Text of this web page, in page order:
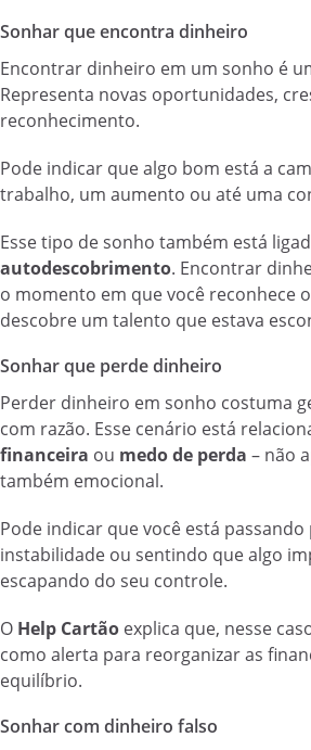
Sonhar que encontra dinheiro
Encontrar dinheiro em um sonho é
Representa novas oportunidades,
reconhecimento.
Pode indicar que algo bom está a
trabalho, um aumento ou até uma
Esse tipo de sonho também está
autodescobrimento. Encontrar
o momento em que você reconhece
descobre um talento que estava
Sonhar que perde dinheiro
Perder dinheiro em sonho costuma
com razão. Esse cenário está
financeira ou medo de perda – não
também emocional.
Pode indicar que você está
instabilidade ou sentindo que algo
escapando do seu controle.
O Help Cartão explica que, nesse
como alerta para reorganizar as
equilíbrio.
Sonhar com dinheiro falso